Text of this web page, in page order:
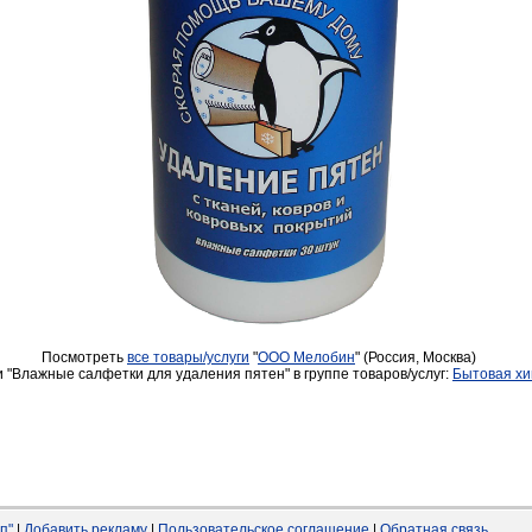
Посмотреть все товары/услуги "ООО Мелобин" (Россия, Москва)
"Влажные салфетки для удаления пятен" в группе товаров/услуг: Бытовая